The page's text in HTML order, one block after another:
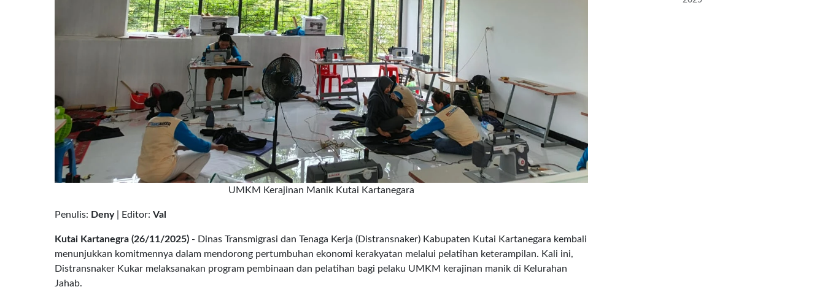
UMKM Kerajinan Manik Kutai Kartanegara
Penulis: Deny| Editor: Val
Kutai Kartanegra (26/11/2025) - Dinas Transmigrasi dan Tenaga Kerja (Distransnaker) Kabupaten Kutai Kartanegara kembali
menunjukkan komitmennya dalam mendorong pertumbuhan ekonomi kerakyatan melalui pelatihan keterampilan. Kali ini,
Distransnaker Kukar melaksanakan program pembinaan dan pelatihan bagi pelaku UMKM kerajinan manik di Kelurahan
Jahab.